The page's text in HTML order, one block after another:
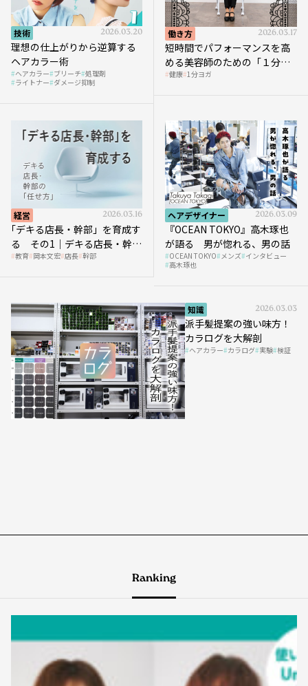
技術 2026.03.20
理想の仕上がりから逆算する
ヘアカラー術
ヘアカラー ブリーチ 処理剤
ライトナー ダメージ抑制
働き方 2026.03.17
短時間でパフォーマンスを高
める美容師のための「１分ヨ
ガ」講座｜実践編
健康 1分ヨガ
経営 2026.03.16
｢デキる店長・幹部」を育成す
る その1｜デキる店長・幹部
の「任せ方」
教育 岡本文宏 店長 幹部
ヘアデザイナー 2026.03.09
『OCEAN TOKYO』高木琢也
が語る 男が惚れる、男の話
OCEAN TOKYO メンズ インタビュー
高木琢也
知識 2026.03.03
派手髪提案の強い味方！
カラログを大解剖
ヘアカラー カラログ 実験 検証
Ranking